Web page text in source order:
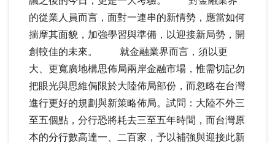
的從業人員而言，面對一連串的新情勢，應當如何
揣摩其面貌，加強學習與準備，以迎接新局勢，開
創較佳的未來。 就金融業界而言，須以更
大、更寬廣地構思佈局兩岸金融市場，惟需切記勿
把眼光與思維侷限於大陸佈局部份，而忽略在台灣
進行更好的規劃與新策略佈局。試問：大陸不外三
至五個點，分行恐將耗去三至五年時間，而台灣原
本的分行數高達一、二百家，予以補強與迎接此新